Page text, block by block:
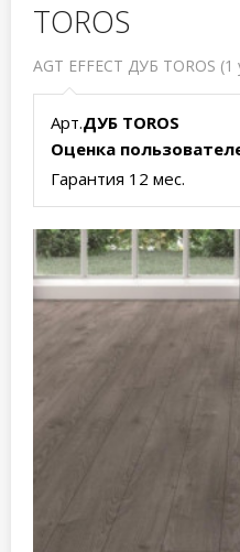
TOROS
AGT EFFECT ДУБ TOROS
Арт.ДУБ TOROS
Оценка
Гарантия 12 мес.